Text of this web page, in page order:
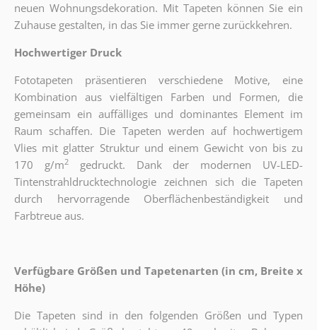
neuen Wohnungsdekoration. Mit Tapeten können Sie ein
Zuhause gestalten, in das Sie immer gerne zurückkehren.
Hochwertiger Druck
Fototapeten präsentieren verschiedene Motive, eine
Kombination aus vielfältigen Farben und Formen, die
gemeinsam ein auffälliges und dominantes Element im
Raum schaffen. Die Tapeten werden auf hochwertigem
Vlies mit glatter Struktur und einem Gewicht von bis zu
170 g/m2gedruckt. Dank der modernen UV-LED-
Tintenstrahldrucktechnologie zeichnen sich die Tapeten
durch hervorragende Oberflächenbeständigkeit und
Farbtreue aus.
Verfügbare Größen und Tapetenarten (in cm, Breite x
Höhe)
Die Tapeten sind in den folgenden Größen und Typen